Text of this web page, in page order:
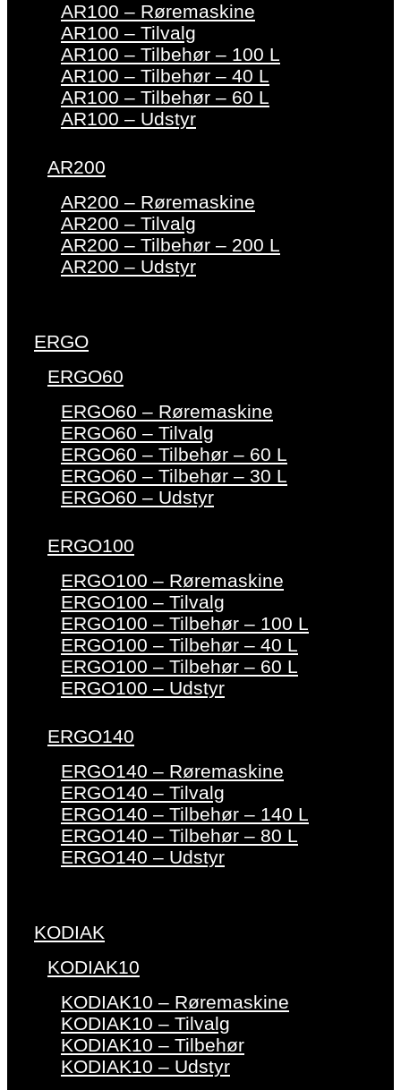
AR100 – Røremaskine
AR100 – Tilvalg
AR100 – Tilbehør – 100 L
AR100 – Tilbehør – 40 L
AR100 – Tilbehør – 60 L
AR100 – Udstyr
AR200
AR200 – Røremaskine
AR200 – Tilvalg
AR200 – Tilbehør – 200 L
AR200 – Udstyr
ERGO
ERGO60
ERGO60 – Røremaskine
ERGO60 – Tilvalg
ERGO60 – Tilbehør – 60 L
ERGO60 – Tilbehør – 30 L
ERGO60 – Udstyr
ERGO100
ERGO100 – Røremaskine
ERGO100 – Tilvalg
ERGO100 – Tilbehør – 100 L
ERGO100 – Tilbehør – 40 L
ERGO100 – Tilbehør – 60 L
ERGO100 – Udstyr
ERGO140
ERGO140 – Røremaskine
ERGO140 – Tilvalg
ERGO140 – Tilbehør – 140 L
ERGO140 – Tilbehør – 80 L
ERGO140 – Udstyr
KODIAK
KODIAK10
KODIAK10 – Røremaskine
KODIAK10 – Tilvalg
KODIAK10 – Tilbehør
KODIAK10 – Udstyr